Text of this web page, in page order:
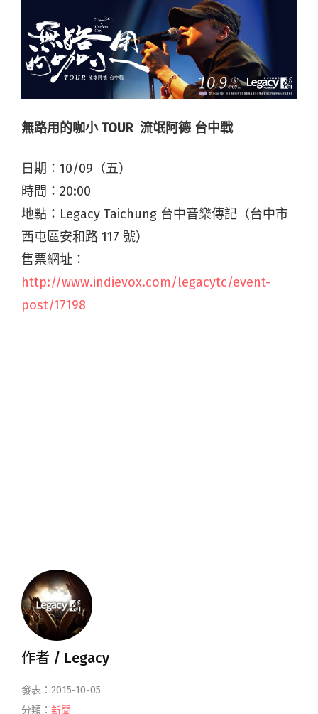
無路用的咖小 TOUR 流氓阿德 台中戰
日期：10/09（五）
時間：20:00
地點：Legacy Taichung 台中音樂傳記（台中市
西屯區安和路 117 號）
售票網址：
http://www.indievox.com/legacytc/event-
post/17198
作者 / Legacy
發表：2015-10-05
分類： 新聞